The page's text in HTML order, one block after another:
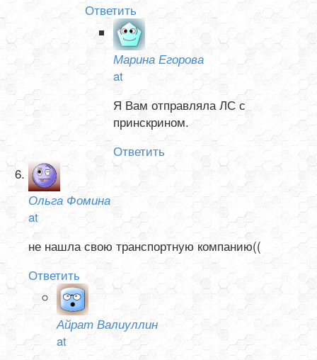
Ответить
Марина Егорова
at
Я Вам отправляла ЛС с
принскрином.
Ответить
Ольга Фомина
at
не нашла свою транспортную компанию((
Ответить
Айрат Валиуллин
at